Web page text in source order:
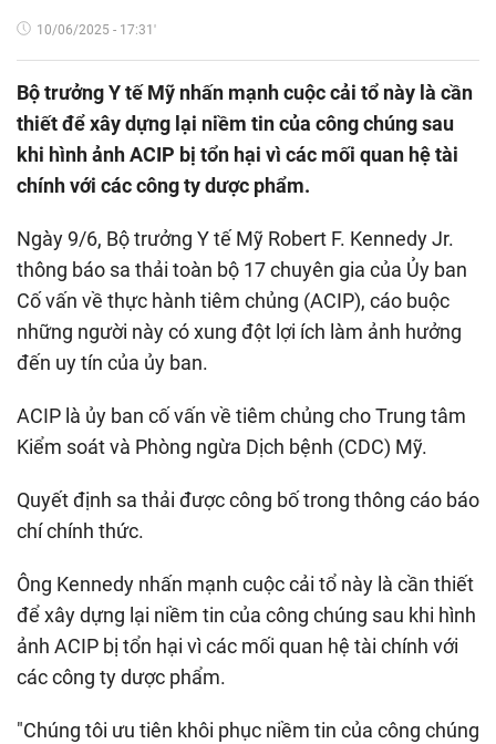
10/06/2025 - 17:31'
Bộ trưởng Y tế Mỹ nhấn mạnh cuộc cải tổ này là cần
thiết để xây dựng lại niềm tin của công chúng sau
khi hình ảnh ACIP bị tổn hại vì các mối quan hệ tài
chính với các công ty dược phẩm.
Ngày 9/6, Bộ trưởng Y tế Mỹ Robert F. Kennedy Jr.
thông báo sa thải toàn bộ 17 chuyên gia của Ủy ban
Cố vấn về thực hành tiêm chủng (ACIP), cáo buộc
những người này có xung đột lợi ích làm ảnh hưởng
đến uy tín của ủy ban.
ACIP là ủy ban cố vấn về tiêm chủng cho Trung tâm
Kiểm soát và Phòng ngừa Dịch bệnh (CDC) Mỹ.
Quyết định sa thải được công bố trong thông cáo báo
chí chính thức.
Ông Kennedy nhấn mạnh cuộc cải tổ này là cần thiết
để xây dựng lại niềm tin của công chúng sau khi hình
ảnh ACIP bị tổn hại vì các mối quan hệ tài chính với
các công ty dược phẩm.
"Chúng tôi ưu tiên khôi phục niềm tin của công chúng